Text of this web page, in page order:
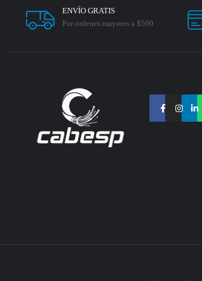
ENVÍO GRATIS
Por ordenes mayores a $500